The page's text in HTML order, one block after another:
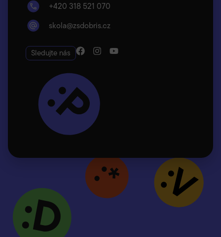
+420 318 521 070
skola@zsdobris.cz
Sledujte nás